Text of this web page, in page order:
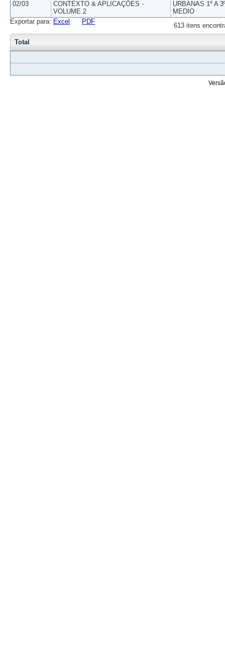
02/03
CONTEXTO & APLICAÇÕES -
VOLUME 2
URBANAS 1º A
MEDIO
613 itens
Exportar para: Excel PDF
Total